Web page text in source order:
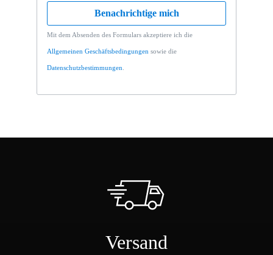
Benachrichtige mich
Mit dem Absenden des Formulars akzeptiere ich die
Allgemeinen Geschäftsbedingungen sowie die
Datenschutzbestimmungen
Versand